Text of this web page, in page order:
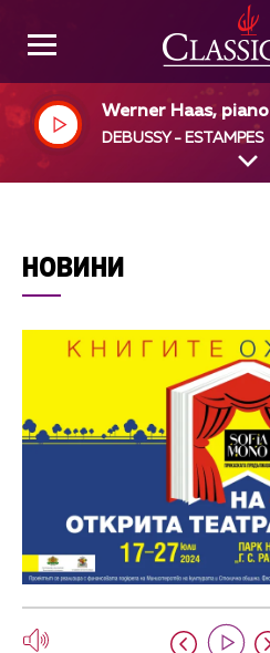
Werner Haas, piano
DEBUSSY - ESTAMPES
НОВИНИ